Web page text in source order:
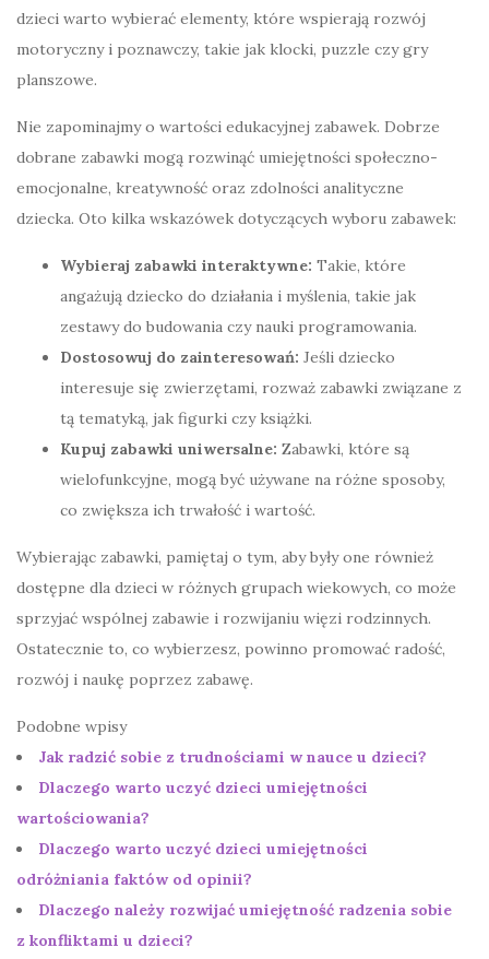
dzieci warto wybierać elementy, które wspierają rozwój
motoryczny i poznawczy, takie jak klocki, puzzle czy gry
planszowe.
Nie zapominajmy o wartości edukacyjnej zabawek. Dobrze
dobrane zabawki mogą rozwinąć umiejętności społeczno-
emocjonalne, kreatywność oraz zdolności analityczne
dziecka. Oto kilka wskazówek dotyczących wyboru zabawek:
Wybieraj zabawki interaktywne: Takie, które
angażują dziecko do działania i myślenia, takie jak
zestawy do budowania czy nauki programowania.
Dostosowuj do zainteresowań: Jeśli dziecko
interesuje się zwierzętami, rozważ zabawki związane z
tą tematyką, jak figurki czy książki.
Kupuj zabawki uniwersalne: Zabawki, które są
wielofunkcyjne, mogą być używane na różne sposoby,
co zwiększa ich trwałość i wartość.
Wybierając zabawki, pamiętaj o tym, aby były one również
dostępne dla dzieci w różnych grupach wiekowych, co może
sprzyjać wspólnej zabawie i rozwijaniu więzi rodzinnych.
Ostatecznie to, co wybierzesz, powinno promować radość,
rozwój i naukę poprzez zabawę.
Podobne wpisy
Jak radzić sobie z trudnościami w nauce u dzieci?
Dlaczego warto uczyć dzieci umiejętności
wartościowania?
Dlaczego warto uczyć dzieci umiejętności
odróżniania faktów od opinii?
Dlaczego należy rozwijać umiejętność radzenia sobie
z konfliktami u dzieci?